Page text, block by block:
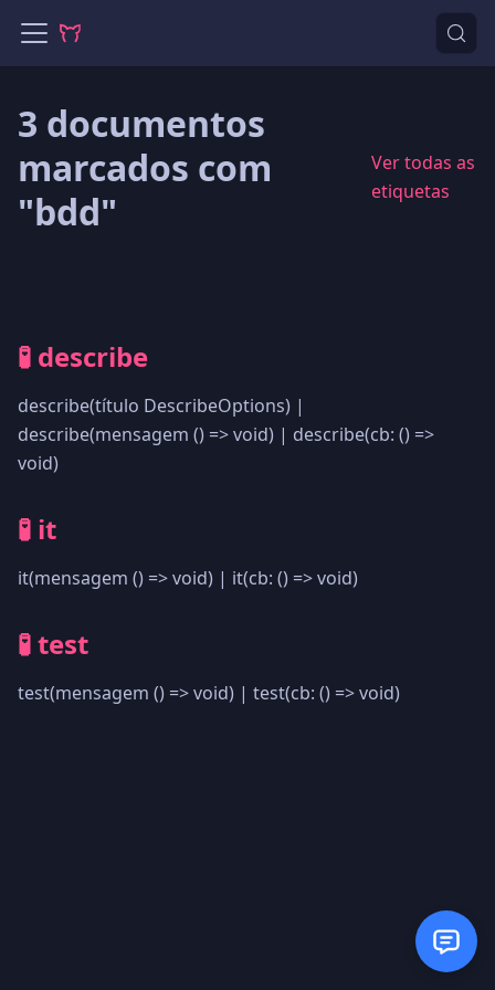
3 documentos
marcados com
"bdd"
Ver todas as
etiquetas
🧪 describe
describe(título DescribeOptions) |
describe(mensagem () => void) | describe(cb: () =>
void)
🧪 it
it(mensagem () => void) | it(cb: () => void)
🧪 test
test(mensagem () => void) | test(cb: () => void)